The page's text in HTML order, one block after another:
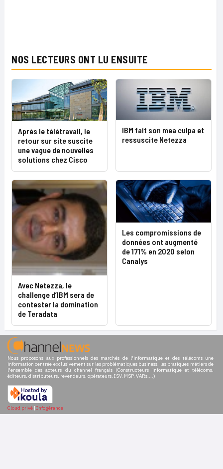
NOS LECTEURS ONT LU ENSUITE
Après le télétravail, le
retour sur site suscite
une vague de nouvelles
solutions chez Cisco
IBM fait son mea culpa et
ressuscite Netezza
Avec Netezza, le
challenge d’IBM sera de
contester la domination
de Teradata
Les compromissions de
données ont augmenté
de 171% en 2020 selon
Canalys
Nous proposons aux professionnels des marchés de l'informatique et des télécoms une
information centrée exclusivement sur les problématiques business, les pratiques métiers de
l'ensemble des acteurs du channel français (Constructeurs informatique et télécoms,
éditeurs, distributeurs, revendeurs, opérateurs, ISV, MSP, VARs,...)
Cloud privé | Infogérance